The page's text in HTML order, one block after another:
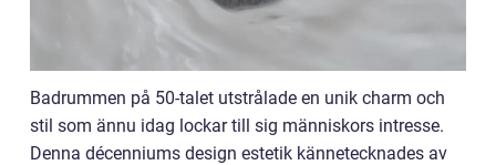
Badrummen på 50-talet utstrålade en unik charm och
stil som ännu idag lockar till sig människors intresse.
Denna décenniums design estetik kännetecknades av